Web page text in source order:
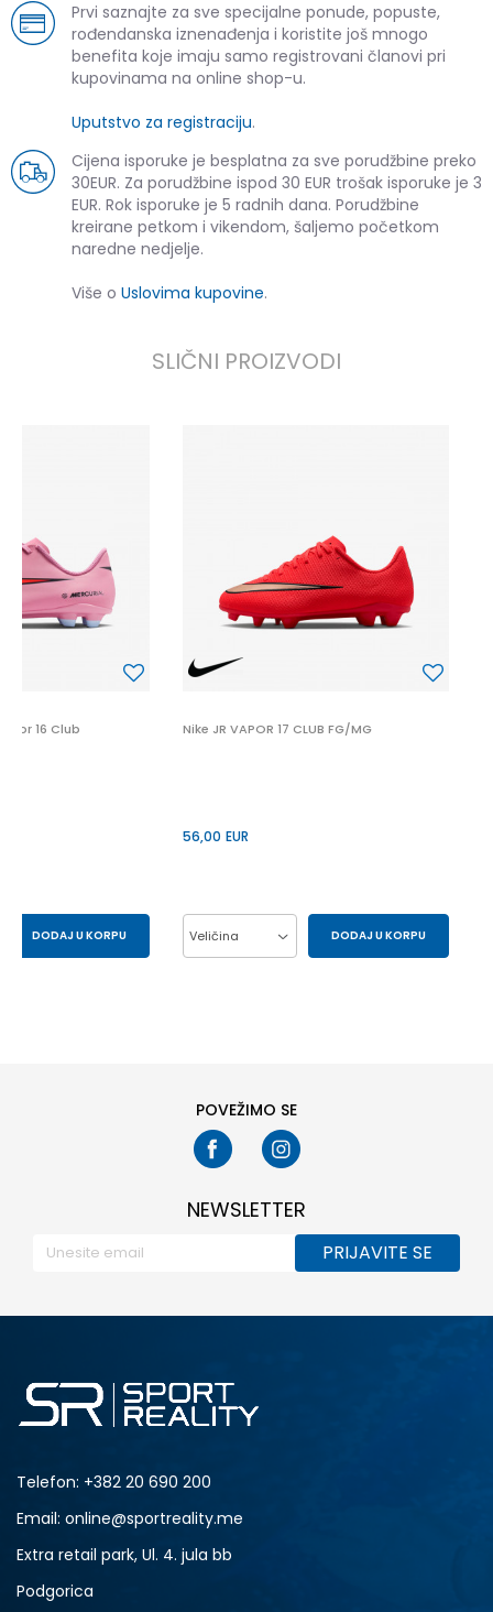
Prvi saznajte za sve specijalne ponude, popuste,
rođendanska iznenađenja i koristite još mnogo
benefita koje imaju samo registrovani članovi pri
kupovinama na online shop-u.
Uputstvo za registraciju.
Cijena isporuke je besplatna za sve porudžbine preko
30EUR. Za porudžbine ispod 30 EUR trošak isporuke je 3
EUR. Rok isporuke je 5 radnih dana. Porudžbine
kreirane petkom i vikendom, šaljemo početkom
naredne nedjelje.
Više o Uslovima kupovine.
SLIČNI PROIZVODI
16 Club
DODAJ U KORPU
Nike JR VAPOR 17 CLUB FG/MG
56,00 EUR
Veličina DODAJ U KORPU
POVEŽIMO SE
NEWSLETTER
PRIJAVITE SE
Telefon: +382 20 690 200
Email: online@sportreality.me
Extra retail park, Ul. 4. jula bb
Podgorica